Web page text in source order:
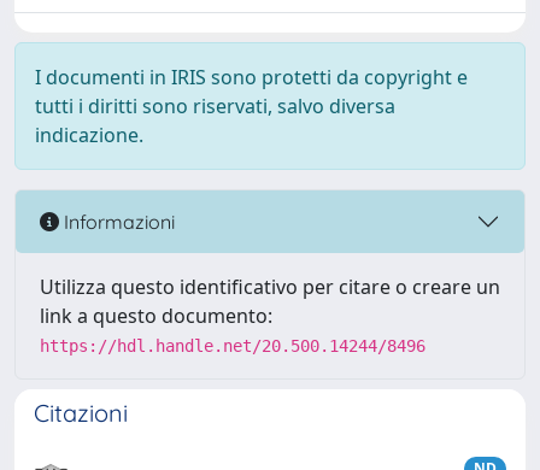
I documenti in IRIS sono protetti da copyright e
tutti i diritti sono riservati, salvo diversa
indicazione.
Informazioni
Utilizza questo identificativo per citare o creare un
link a questo documento:
https://hdl.handle.net/20.500.14244/8496
Citazioni